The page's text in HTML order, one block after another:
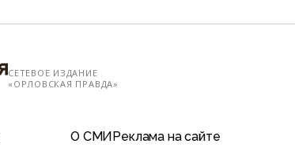
СЕТЕВОЕ ИЗДАНИЕ
«ОРЛОВСКАЯ ПРАВДА»
О СМИ Реклама на сайте